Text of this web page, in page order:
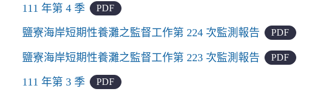
111 年第 4 季 PDF
鹽寮海岸短期性養灘之監督工作第 224 次監測報告 PDF
鹽寮海岸短期性養灘之監督工作第 223 次監測報告 PDF
111 年第 3 季 PDF